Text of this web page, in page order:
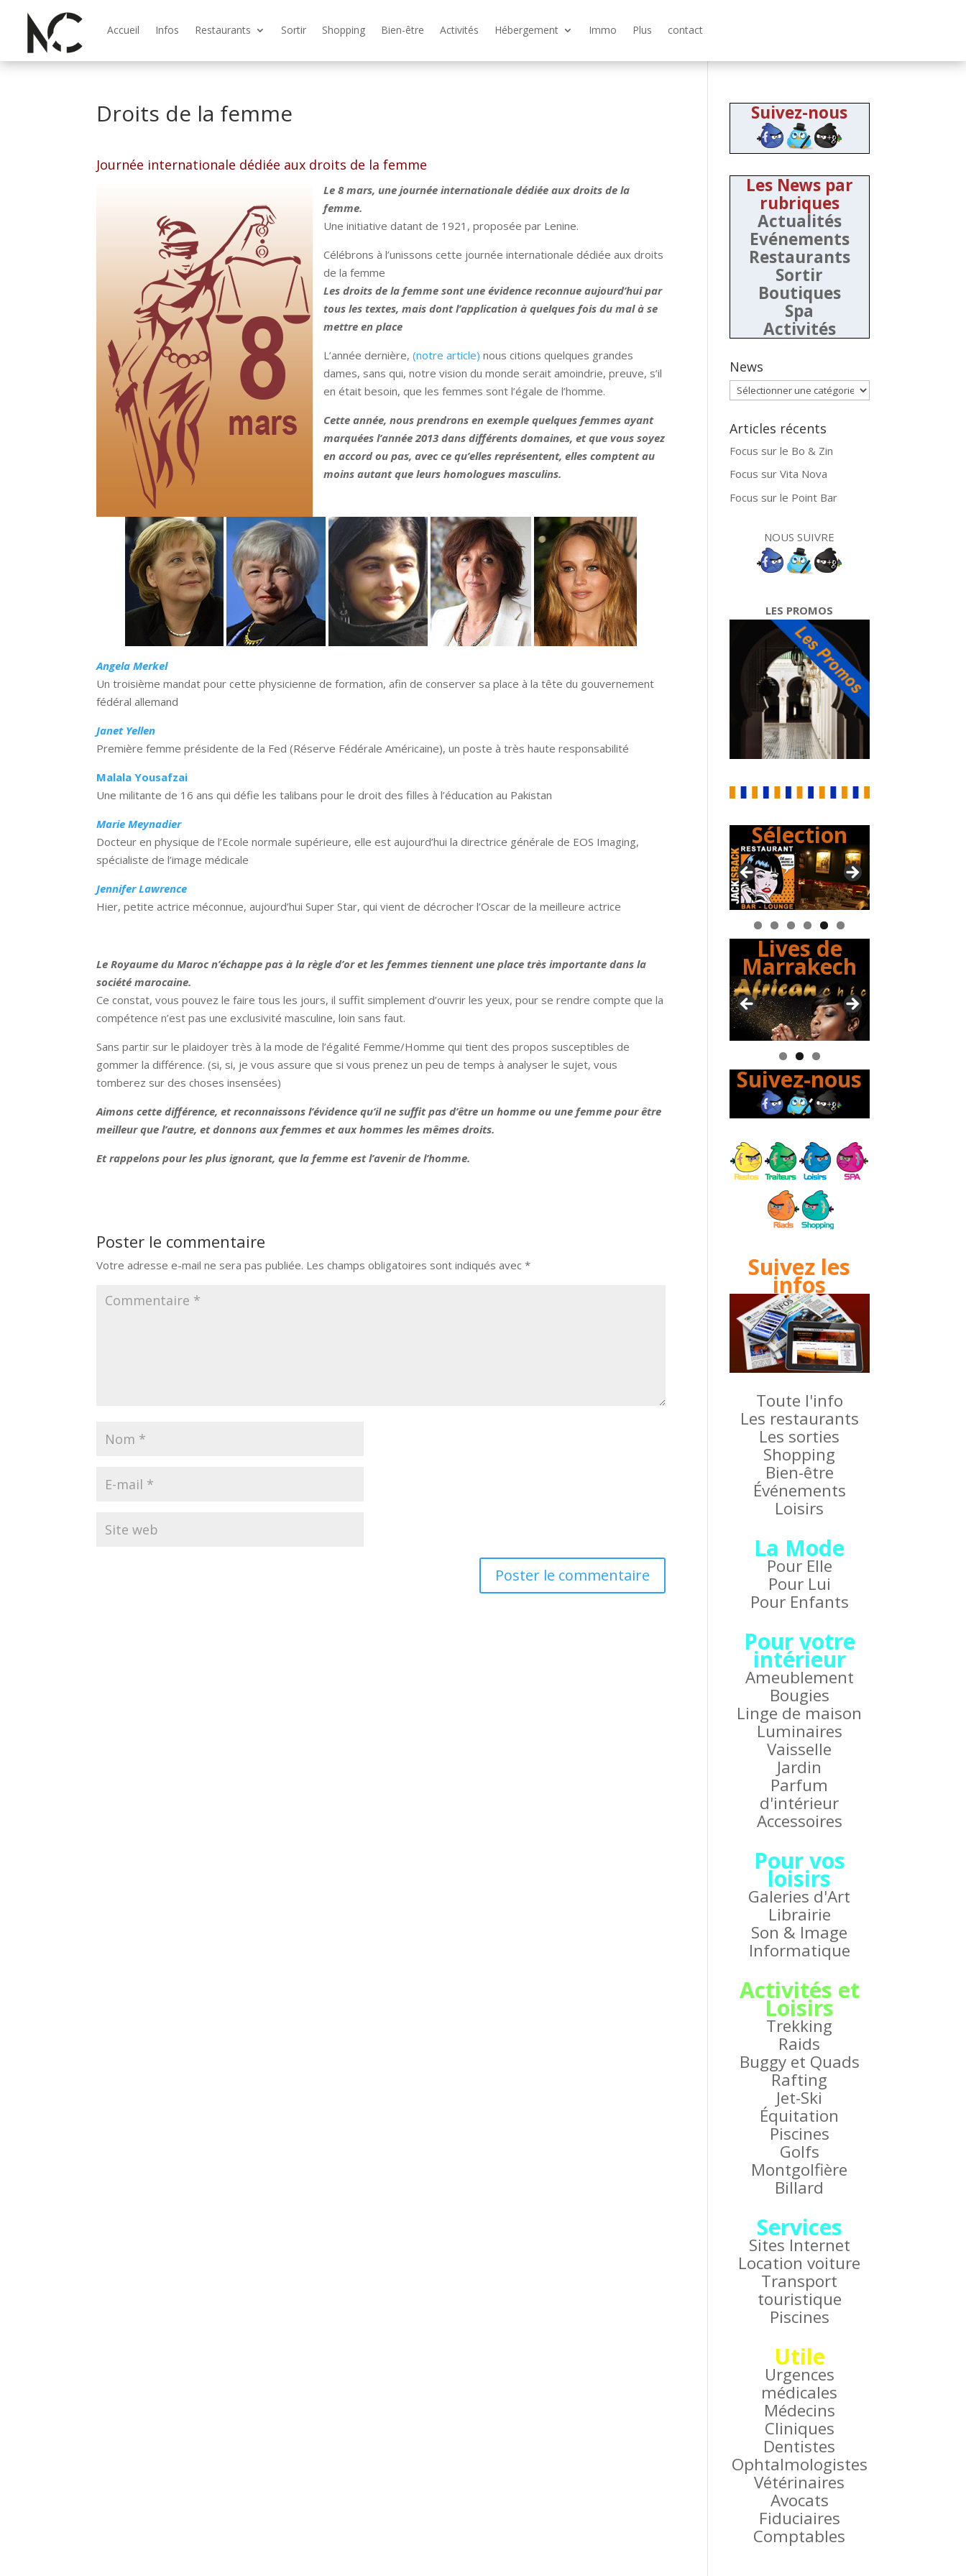
Accueil Infos Restaurants Sortir Shopping Bien-être Activités Hébergement Immo Plus contact
Droits de la femme
Journée internationale dédiée aux droits de la femme
Le 8 mars, une journée internationale dédiée aux droits de la
femme.
Une initiative datant de 1921, proposée par Lenine.
Célébrons à l’unissons cette journée internationale dédiée aux droits
de la femme
Les droits de la femme sont une évidence reconnue aujourd’hui par
tous les textes, mais dont l’application à quelques fois du mal à se
mettre en place
L’année dernière,(notre article) nous citions quelques grandes
dames, sans qui, notre vision du monde serait amoindrie, preuve, s’il
en était besoin, que les femmes sont l’égale de l’homme.
Cette année, nous prendrons en exemple quelques femmes ayant
marquées l’année 2013 dans différents domaines, et que vous soyez
en accord ou pas, avec ce qu’elles représentent, elles comptent au
moins autant que leurs homologues masculins.
Angela Merkel
Un troisième mandat pour cette physicienne de formation, afin de conserver sa place à la tête du gouvernement
fédéral allemand
Janet Yellen
Première femme présidente de la Fed (Réserve Fédérale Américaine), un poste à très haute responsabilité
Malala Yousafzai
Une militante de 16 ans qui défie les talibans pour le droit des filles à l’éducation au Pakistan
Marie Meynadier
Docteur en physique de l’Ecole normale supérieure, elle est aujourd’hui la directrice générale de EOS Imaging,
spécialiste de l’image médicale
Jennifer Lawrence
Hier, petite actrice méconnue, aujourd’hui Super Star, qui vient de décrocher l’Oscar de la meilleure actrice
Le Royaume du Maroc n’échappe pas à la règle d’or et les femmes tiennent une place très importante dans la
société marocaine.
Ce constat, vous pouvez le faire tous les jours, il suffit simplement d’ouvrir les yeux, pour se rendre compte que la
compétence n’est pas une exclusivité masculine, loin sans faut.
Sans partir sur le plaidoyer très à la mode de l’égalité Femme/Homme qui tient des propos susceptibles de
gommer la différence. (si, si, je vous assure que si vous prenez un peu de temps à analyser le sujet, vous
tomberez sur des choses insensées)
Aimons cette différence, et reconnaissons l’évidence qu’il ne suffit pas d’être un homme ou une femme pour être
meilleur que l’autre, et donnons aux femmes et aux hommes les mêmes droits.
Et rappelons pour les plus ignorant, que la femme est l’avenir de l’homme.
Poster le commentaire
Votre adresse e-mail ne sera pas publiée. Les champs obligatoires sont indiqués avec*
Suivez-nous
Les News par
rubriques
Actualités
Evénements
Restaurants
Sortir
Boutiques
Spa
Activités
News
News
Articles récents
Focus sur le Bo & Zin
Focus sur Vita Nova
Focus sur le Point Bar
NOUS SUIVRE
LES PROMOS
Sélection
Lives de
Marrakech
Suivez-nous
Suivez les
infos
Toute l'info
Les restaurants
Les sorties
Shopping
Bien-être
Événements
Loisirs
La Mode
Pour Elle
Pour Lui
Pour Enfants
Pour votre
intérieur
Ameublement
Bougies
Linge de maison
Luminaires
Vaisselle
Jardin
Parfum
d'intérieur
Accessoires
Pour vos
loisirs
Galeries d'Art
Librairie
Son & Image
Informatique
Activités et
Loisirs
Trekking
Raids
Buggy et Quads
Rafting
Jet-Ski
Équitation
Piscines
Golfs
Montgolfière
Billard
Services
Sites Internet
Location voiture
Transport
touristique
Piscines
Utile
Urgences
médicales
Médecins
Cliniques
Dentistes
Ophtalmologistes
Vétérinaires
Avocats
Fiduciaires
Comptables